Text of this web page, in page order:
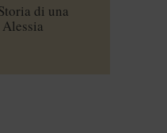
di una